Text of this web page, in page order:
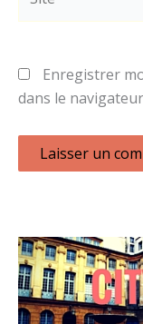
Enregistrer
dans le